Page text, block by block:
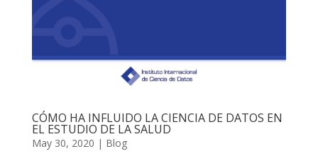
CÓMO HA INFLUIDO LA CIENCIA DE DATOS EN
EL ESTUDIO DE LA SALUD
May 30, 2020 | Blog